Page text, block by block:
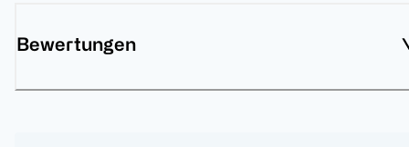
Bewertungen